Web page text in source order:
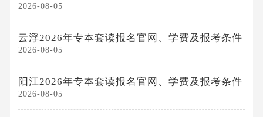
2026-08-05
云浮2026年专本套读报名官网、学费及报考条件
2026-08-05
阳江2026年专本套读报名官网、学费及报考条件
2026-08-05